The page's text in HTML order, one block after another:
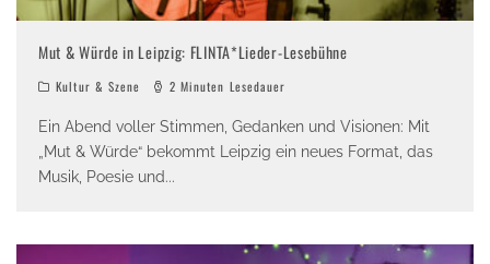
Mut & Würde in Leipzig: FLINTA*Lieder-Lesebühne
Kultur & Szene 2 Minuten Lesedauer
Ein Abend voller Stimmen, Gedanken und Visionen: Mit
„Mut & Würde“ bekommt Leipzig ein neues Format, das
Musik, Poesie und...